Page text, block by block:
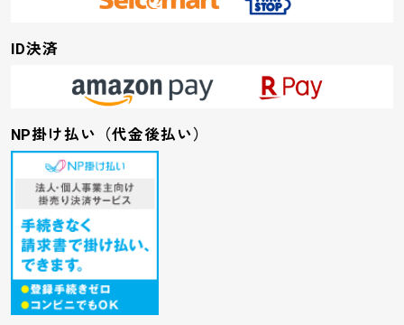
ID決済
NP掛け払い（代金後払い）